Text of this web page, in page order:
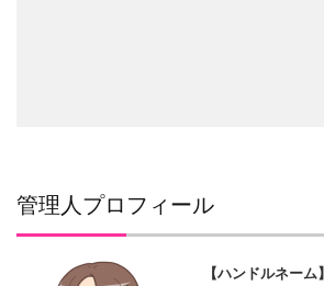
管理人プロフィール
【ハンドルネーム】